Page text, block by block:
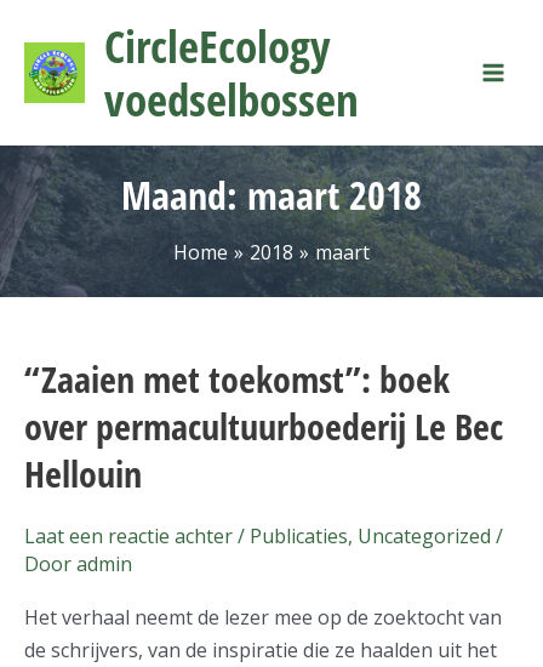
naar
CircleEcology
voedselbossen
Maand:maart 2018
Home 2018 maart
“Zaaien met toekomst”: boek
over permacultuurboederij Le Bec
Hellouin
Laat een reactie achter/ Publicaties, Uncategorized /
Dooradmin
Het verhaal neemt de lezer mee op de zoektocht van
de schrijvers, van de inspiratie die ze haalden uit het
“Zaaien
toekomst”:
boek
permacultuurboederij
Le
Hellouin